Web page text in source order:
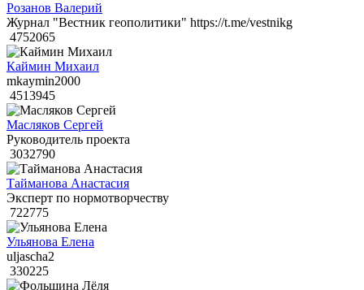
Розанов Валерий
Журнал "Вестник геополитики" https://t.me/vestnikg
4752065
Каймин Михаил
mkaymin2000
4513945
Масляков Сергей
Руководитель проекта
3032790
Тайманова Анастасия
Эксперт по нормотворчеству
722775
Ульянова Елена
uljascha2
330225